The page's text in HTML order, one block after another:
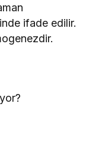
ifade edilir.